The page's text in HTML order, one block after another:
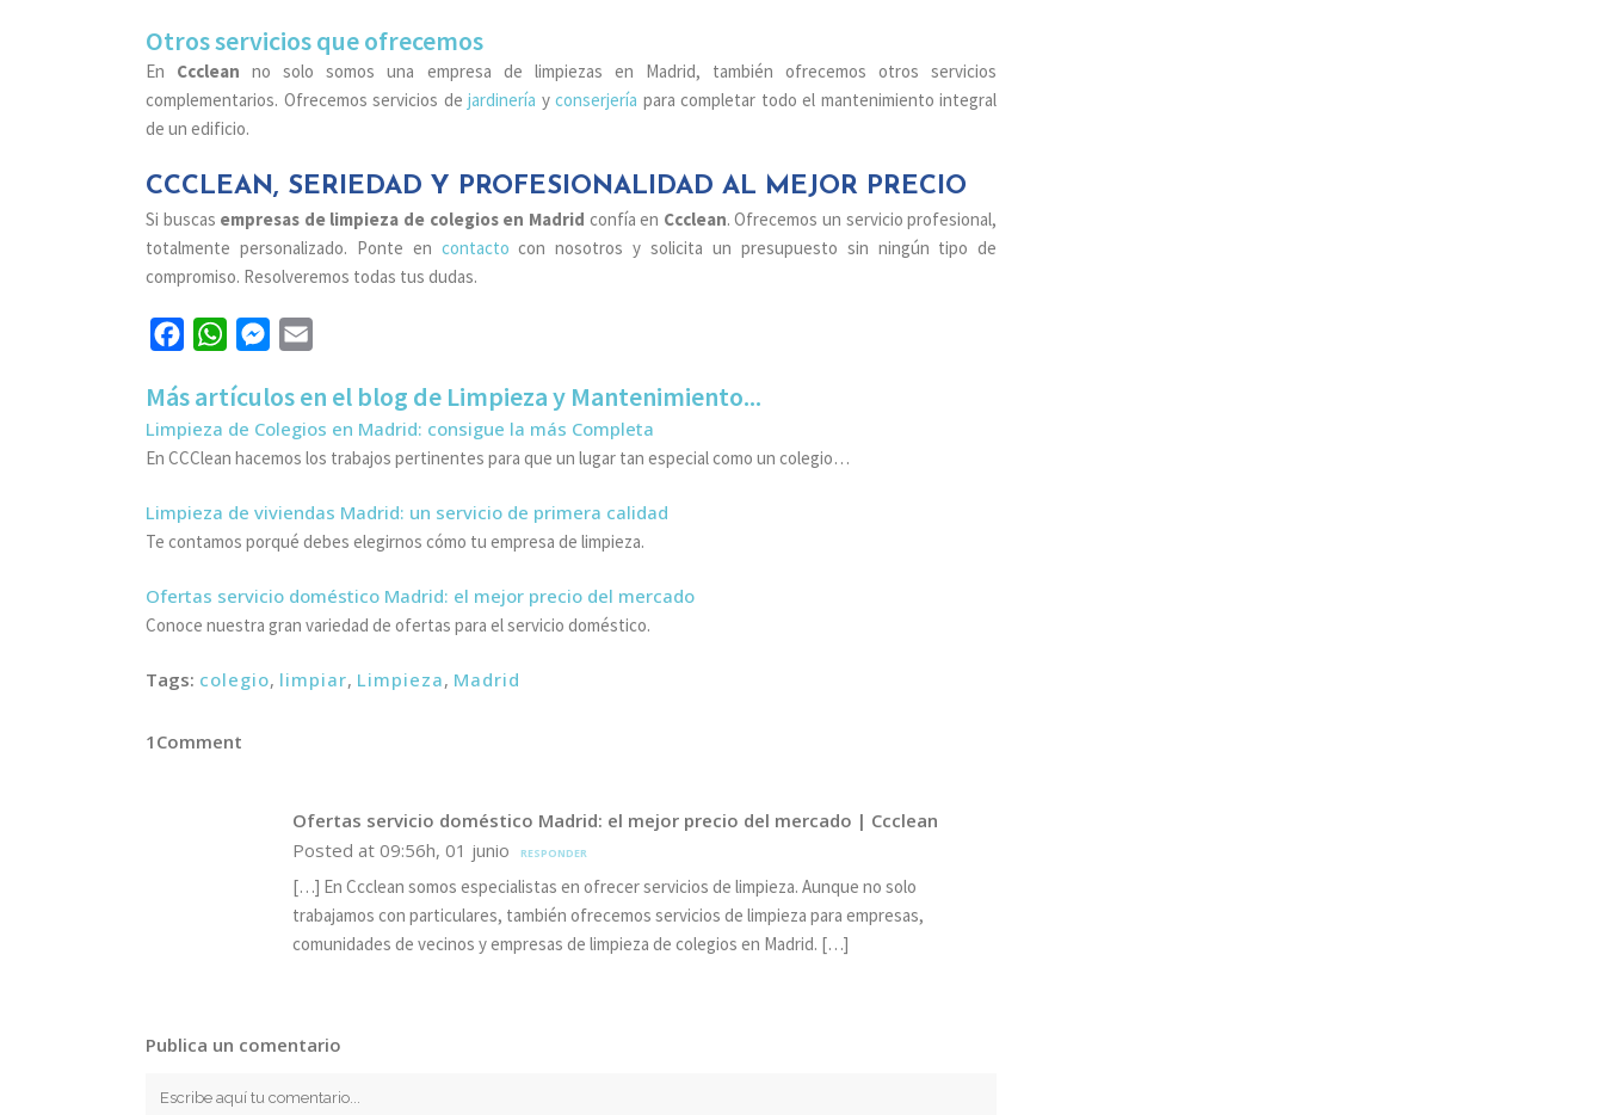
Otros servicios que ofrecemos
En Ccclean no solo somos una empresa de limpiezas en Madrid, también ofrecemos otros servicios
complementarios. Ofrecemos servicios dejardinería yconserjería para completar todo el mantenimiento integral
de un edificio.
CCCLEAN, SERIEDAD Y PROFESIONALIDAD AL MEJOR PRECIO
Si buscas empresas de limpieza de colegios en Madrid confía en Ccclean. Ofrecemos un servicio profesional,
totalmente personalizado. Ponte en contacto con nosotros y solicita un presupuesto sin ningún tipo de
compromiso. Resolveremos todas tus dudas.
FacebookWhatsAppMessenger
Más artículos en el blog de Limpieza y Mantenimiento...
Limpieza de Colegios en Madrid: consigue la más Completa
En CCClean hacemos los trabajos pertinentes para que un lugar tan especial como un colegio…
Limpieza de viviendas Madrid: un servicio de primera calidad
Te contamos porqué debes elegirnos cómo tu empresa de limpieza.
Ofertas servicio doméstico Madrid: el mejor precio del mercado
Conoce nuestra gran variedad de ofertas para el servicio doméstico.
Tags: colegio, limpiar, Limpieza, Madrid
1Comment
Ofertas servicio doméstico Madrid: el mejor precio del mercado | Ccclean
Posted at 09:56h, 01 junio
RESPONDER
[…] En Ccclean somos especialistas en ofrecer servicios de limpieza. Aunque no solo
trabajamos con particulares, también ofrecemos servicios de limpieza para empresas,
comunidades de vecinos y empresas de limpieza de colegios en Madrid. […]
Publica un comentario